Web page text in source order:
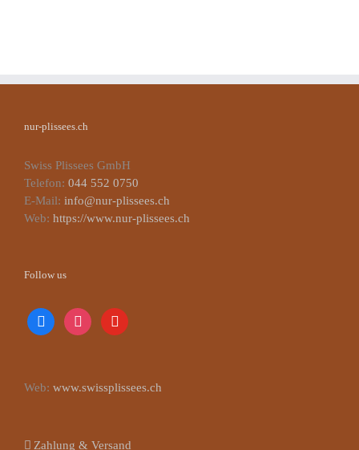
nur-plissees.ch
Swiss Plissees GmbH
Telefon: 044 552 0750
E-Mail: info@nur-plissees.ch
Web: https://www.nur-plissees.ch
Follow us
facebookinstagramyoutube
Web: www.swissplissees.ch
Zahlung & Versand